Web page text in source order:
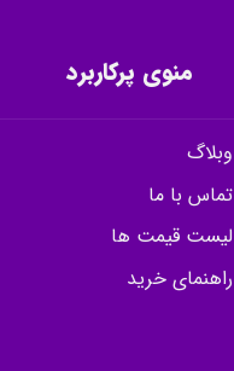
منوی پرکاربرد
وبلاگ
تماس با ما
لیست قیمت ها
راهنمای خرید